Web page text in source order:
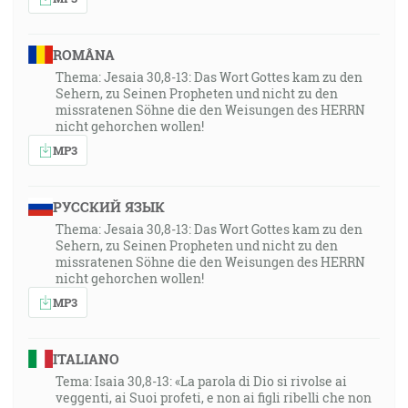
Každý, jako ktorý dostal dar milosti, tak si tým slúžte
[1Pt 4:10]
22:36
Ale domnievajúc sa, že je medzi spolucestujúcimi,
odišli deň cesty a hľadali ho medzi príbuznými a
známymi. A keď ho nenašli, vrátili sa do Jeruzalema a
chráme sedieť medzi učiteľmi počúvať ich a opytovať
sa ich. A všetci, ktorí ho počúvali, žasli nad jeho
rozumnosťou a nad jeho odpoveďami. A keď ho
uvideli, užasli, a jeho matka mu povedala: Dieťa, čo si
nám to tak urobil? Hľa, tvoj otec i ja sme ťa s bolesťou
hľadali. A on im povedal: Čo to, že ste ma hľadali? Či
[Lk 2:44-49]
27:10
ROMÂNA
Thema: Jesaia 30,8-13: Das Wort Gottes kam zu den
Sehern, zu Seinen Propheten und nicht zu den
missratenen Söhne die den Weisungen des HERRN
nicht gehorchen wollen!
MP3
РУССКИЙ ЯЗЫК
Thema: Jesaia 30,8-13: Das Wort Gottes kam zu den
Sehern, zu Seinen Propheten und nicht zu den
missratenen Söhne die den Weisungen des HERRN
nicht gehorchen wollen!
MP3
ITALIANO
Tema: Isaia 30,8-13: «La parola di Dio si rivolse ai
veggenti, ai Suoi profeti, e non ai figli ribelli che non